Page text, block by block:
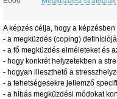
A képzés célja, hogy a
- a megküzdés (coping)
- a fő megküzdés elméleteket és
- hogy konkrét helyzetekben a
- hogyan illeszthető a
- a tehetségesekre jellemző
- a hibás megküzdési módokat